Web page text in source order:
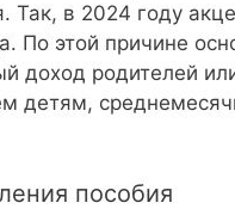
Так, в 2024 году
По этой причине
доход родителей
детям,
пособия